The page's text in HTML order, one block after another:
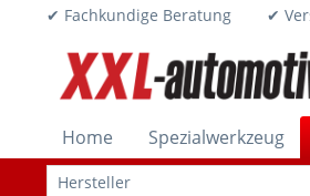
✔ Fachkundige Beratung ✔
Home Spezialwerkzeug